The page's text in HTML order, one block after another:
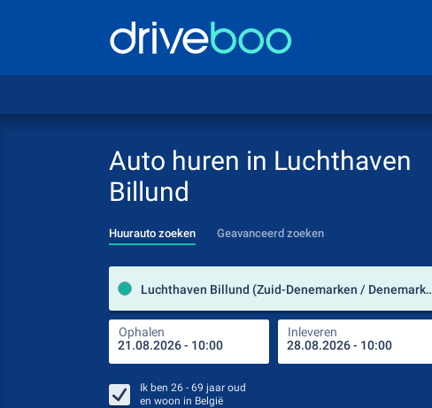
Auto huren in Luchthaven
Billund
Huurauto zoeken Geavanceerd zoeken
Luchthaven Billund
Ophalen Inleveren
Ik ben 26 - 69 jaar oud
en woon in België